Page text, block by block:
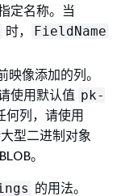
定名称。当
时， FieldName
映像添加的列。
使用默认值 pk-
何列，请使用
型二进制对象
。
的用法。